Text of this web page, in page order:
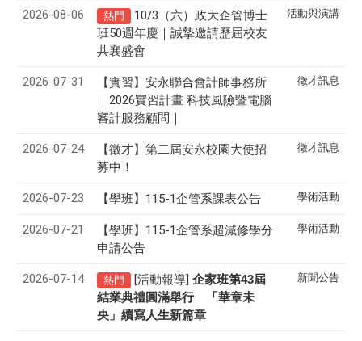
2026-08-06 熱門
10/3（六）政大企管博士
班50週年慶｜誠摯邀請歷屆校友
共襄盛會
活動與演講
2026-07-31
【實習】安永聯合會計師事務所
｜2026實習計畫 科技風險暨電腦
審計服務顧問｜
徵才訊息
2026-07-24 【徵才】 第二屆安永校園大使招
募中！
徵才訊息
2026-07-23 【學班】115-1企管系課表公告 學術活動
2026-07-21
【學班】115-1企管系超減修學分
申請公告
學術活動
2026-07-14 熱門 [活動報導] 企家班第43屆
結業典禮圓滿舉行 「華章未
央」續寫人生新篇章
新聞公告